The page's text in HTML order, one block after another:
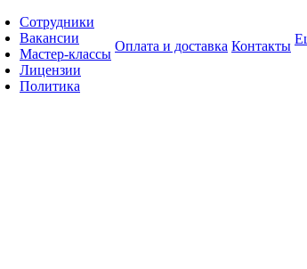
Сотрудники
Вакансии
Мастер-классы
Лицензии
Политика
Оплата и доставка Контакты